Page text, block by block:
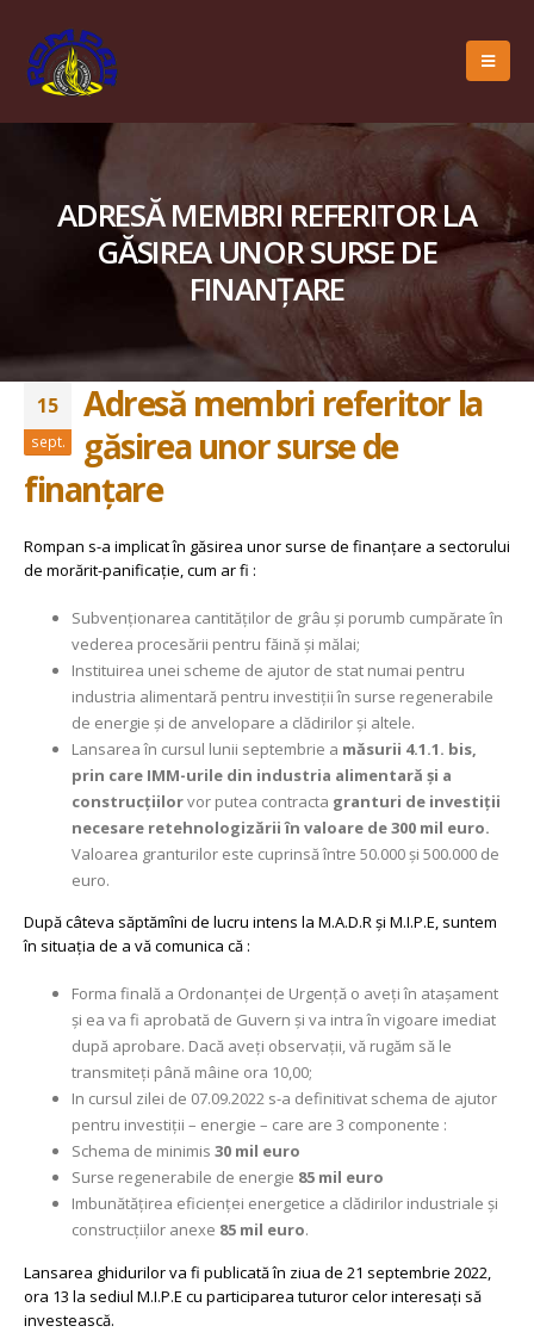
ADRESĂ MEMBRI REFERITOR LA
GĂSIREA UNOR SURSE DE
FINANȚARE
15
sept.
Adresă membri referitor la
găsirea unor surse de
finanțare
Rompan s-a implicat în găsirea unor surse de finanţare a sectorului
de morărit-panificaţie, cum ar fi :
Subvenţionarea cantităţilor de grâu şi porumb cumpărate în
vederea procesării pentru făină şi mălai;
Instituirea unei scheme de ajutor de stat numai pentru
industria alimentară pentru investiţii în surse regenerabile
de energie şi de anvelopare a clădirilor şi altele.
Lansarea în cursul lunii septembrie a măsurii 4.1.1. bis,
prin care IMM-urile din industria alimentară şi a
construcţiilorvor putea contracta granturi de investiţii
necesare retehnologizării în valoare de 300 mil euro.
Valoarea granturilor este cuprinsă între 50.000 şi 500.000 de
euro.
După câteva săptămîni de lucru intens la M.A.D.R şi M.I.P.E, suntem
în situaţia de a vă comunica că :
Forma finală a Ordonanţei de Urgenţă o aveţi în ataşament
şi ea va fi aprobată de Guvern şi va intra în vigoare imediat
după aprobare. Dacă aveţi observaţii, vă rugăm să le
transmiteţi până mâine ora 10,00;
In cursul zilei de 07.09.2022 s-a definitivat schema de ajutor
pentru investiţii – energie – care are 3 componente :
Schema de minimis 30 mil euro
Surse regenerabile de energie 85 mil euro
Imbunătăţirea eficienţei energetice a clădirilor industriale şi
construcţiilor anexe 85 mil euro.
Lansarea ghidurilor va fi publicată în ziua de 21 septembrie 2022,
ora 13 la sediul M.I.P.E cu participarea tuturor celor interesaţi să
investească.